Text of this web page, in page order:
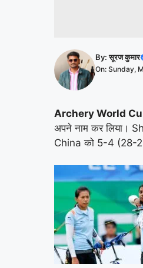
By:सूरज कुमार
On: Sunday,
Archery World
अपने नाम कर लिया।
China को 5-4 (28-